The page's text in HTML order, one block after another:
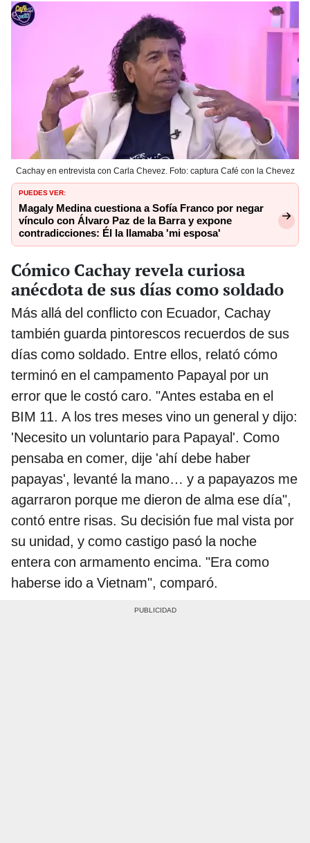
Cachay en entrevista con Carla Chevez. Foto: captura Café con la Chevez
PUEDES VER:
Magaly Medina cuestiona a Sofía Franco por negar
vínculo con Álvaro Paz de la Barra y expone
contradicciones: Él la llamaba 'mi esposa'
Cómico Cachay revela curiosa
anécdota de sus días como soldado
Más allá del conflicto con Ecuador, Cachay
también guarda pintorescos recuerdos de sus
días como soldado. Entre ellos, relató cómo
terminó en el campamento Papayal por un
error que le costó caro. "Antes estaba en el
BIM 11. A los tres meses vino un general y dijo:
'Necesito un voluntario para Papayal'. Como
pensaba en comer, dije 'ahí debe haber
papayas', levanté la mano… y a papayazos me
agarraron porque me dieron de alma ese día",
contó entre risas. Su decisión fue mal vista por
su unidad, y como castigo pasó la noche
entera con armamento encima. "Era como
haberse ido a Vietnam", comparó.